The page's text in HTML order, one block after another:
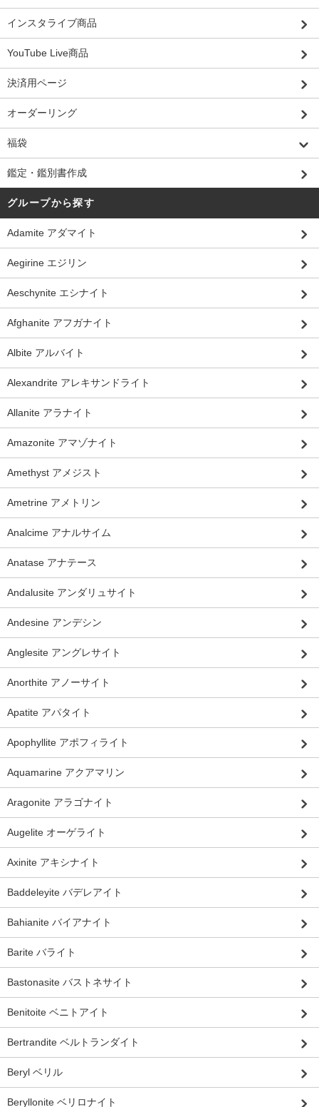
インスタライブ商品
YouTube Live商品
決済用ページ
オーダーリング
福袋
鑑定・鑑別書作成
グループから探す
Adamite アダマイト
Aegirine エジリン
Aeschynite エシナイト
Afghanite アフガナイト
Albite アルバイト
Alexandrite アレキサンドライト
Allanite アラナイト
Amazonite アマゾナイト
Amethyst アメジスト
Ametrine アメトリン
Analcime アナルサイム
Anatase アナテース
Andalusite アンダリュサイト
Andesine アンデシン
Anglesite アングレサイト
Anorthite アノーサイト
Apatite アパタイト
Apophyllite アポフィライト
Aquamarine アクアマリン
Aragonite アラゴナイト
Augelite オーゲライト
Axinite アキシナイト
Baddeleyite バデレアイト
Bahianite バイアナイト
Barite バライト
Bastonasite バストネサイト
Benitoite ベニトアイト
Bertrandite ベルトランダイト
Beryl ベリル
Beryllonite ベリロナイト